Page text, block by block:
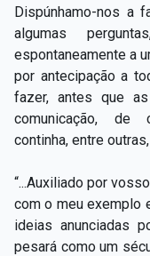
Dispúnhamo-nos a
algumas
espontaneamente a
por antecipação a
fazer, antes que
comunicação, de
continha, entre
“...Auxiliado por
com o meu exemplo
ideias anunciadas
pesará como um